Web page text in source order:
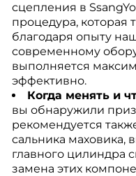
сцепления в
процедура, которая
благодаря опыту
современному
выполняется
эффективно.
Когда менять и
вы обнаружили
рекомендуется
сальника
главного цилиндра
замена этих